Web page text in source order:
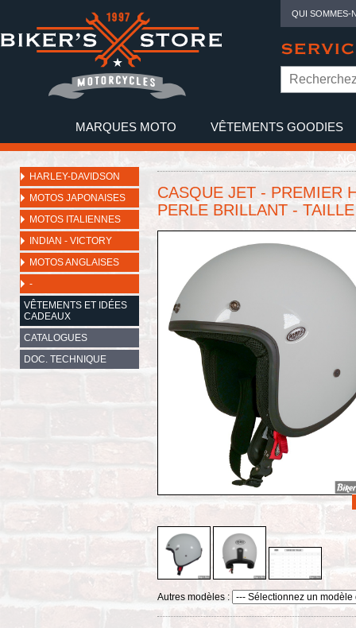
QUI SOMMES-
MARQUES MOTO VÊTEMENTS GOODIES
HARLEY-DAVIDSON
MOTOS JAPONAISES
MOTOS ITALIENNES
INDIAN - VICTORY
MOTOS ANGLAISES
-
VÊTEMENTS ET IDÉES
CADEAUX
CATALOGUES
DOC. TECHNIQUE
CASQUE JET - PREMIER
PERLE BRILLANT -
Autres modèles :